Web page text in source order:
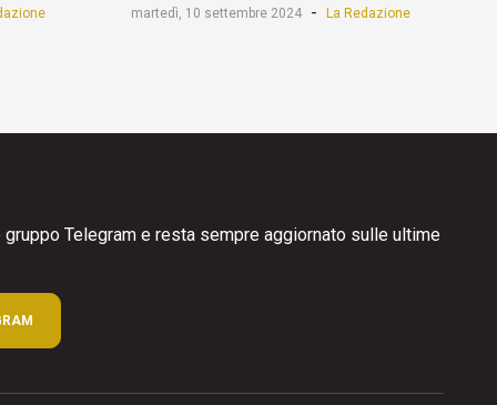
martedì, 10 settembre 2024 - La Redazione
Telegram e resta sempre aggiornato sulle ultime